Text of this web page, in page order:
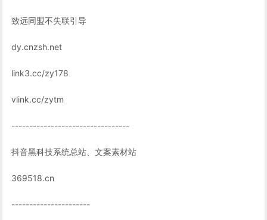
致远同盟不失联引导
dy.cnzsh.net
link3.cc/zy178
vlink.cc/zytm
---------------------------------
抖音黑科技系统总站、文案素材站
369518.cn
----------------------